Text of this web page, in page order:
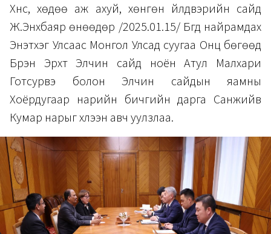
Хүнс, хөдөө аж ахуй, хөнгөн үйлдвэрийн сайд
Ж.Энхбаяр өнөөдөр /2025.01.15/ Бүгд найрамдах
Энэтхэг Улсаас Монгол Улсад суугаа Онц бөгөөд
Бүрэн Эрхт Элчин сайд ноён Атул Малхари
Готсурвэ болон Элчин сайдын яамны
Хоёрдугаар нарийн бичгийн дарга Санжийв
Кумар нарыг хүлээн авч уулзлаа.